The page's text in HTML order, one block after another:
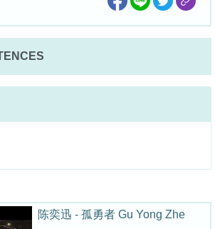
陈奕迅 - 孤勇者 Gu Yong Zhe